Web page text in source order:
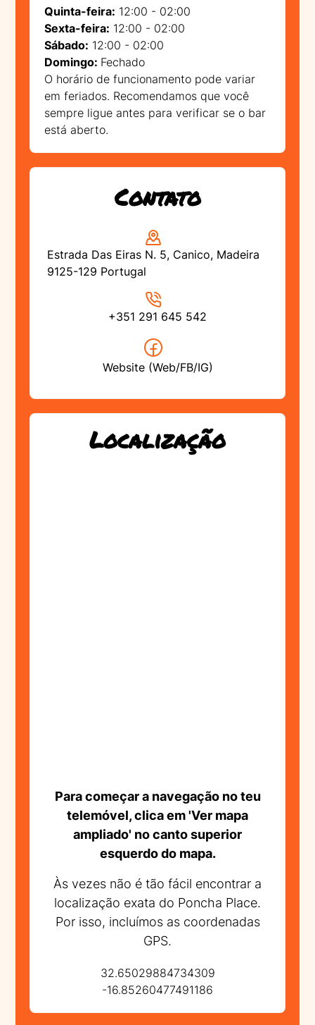
Quinta-feira: 12:00 - 02:00
Sexta-feira: 12:00 - 02:00
Sábado: 12:00 - 02:00
Domingo: Fechado
O horário de funcionamento pode variar
em feriados. Recomendamos que você
sempre ligue antes para verificar se o bar
está aberto.
Contato
Estrada Das Eiras N. 5, Canico, Madeira
9125-129 Portugal
+351 291 645 542
Website (Web/FB/IG)
Localização
Para começar a navegação no teu
telemóvel, clica em 'Ver mapa
ampliado' no canto superior
esquerdo do mapa.
Às vezes não é tão fácil encontrar a
localização exata do Poncha Place.
Por isso, incluímos as coordenadas
GPS.
32.65029884734309
-16.85260477491186